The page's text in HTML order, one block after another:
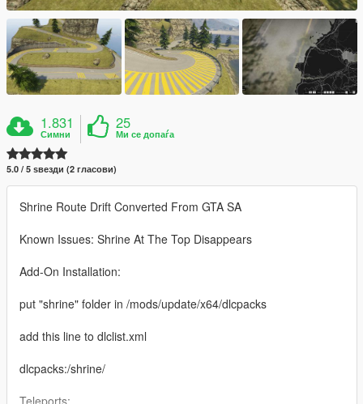
1.831
Симни
25
Ми се допаѓа
5.0 / 5 ѕвезди (2 гласови)
Shrine Route Drift Converted From GTA SA
Known Issues: Shrine At The Top Disappears
Add-On Installation:
put "shrine" folder in /mods/update/x64/dlcpacks
add this line to dlclist.xml
dlcpacks:/shrine/
Teleports: